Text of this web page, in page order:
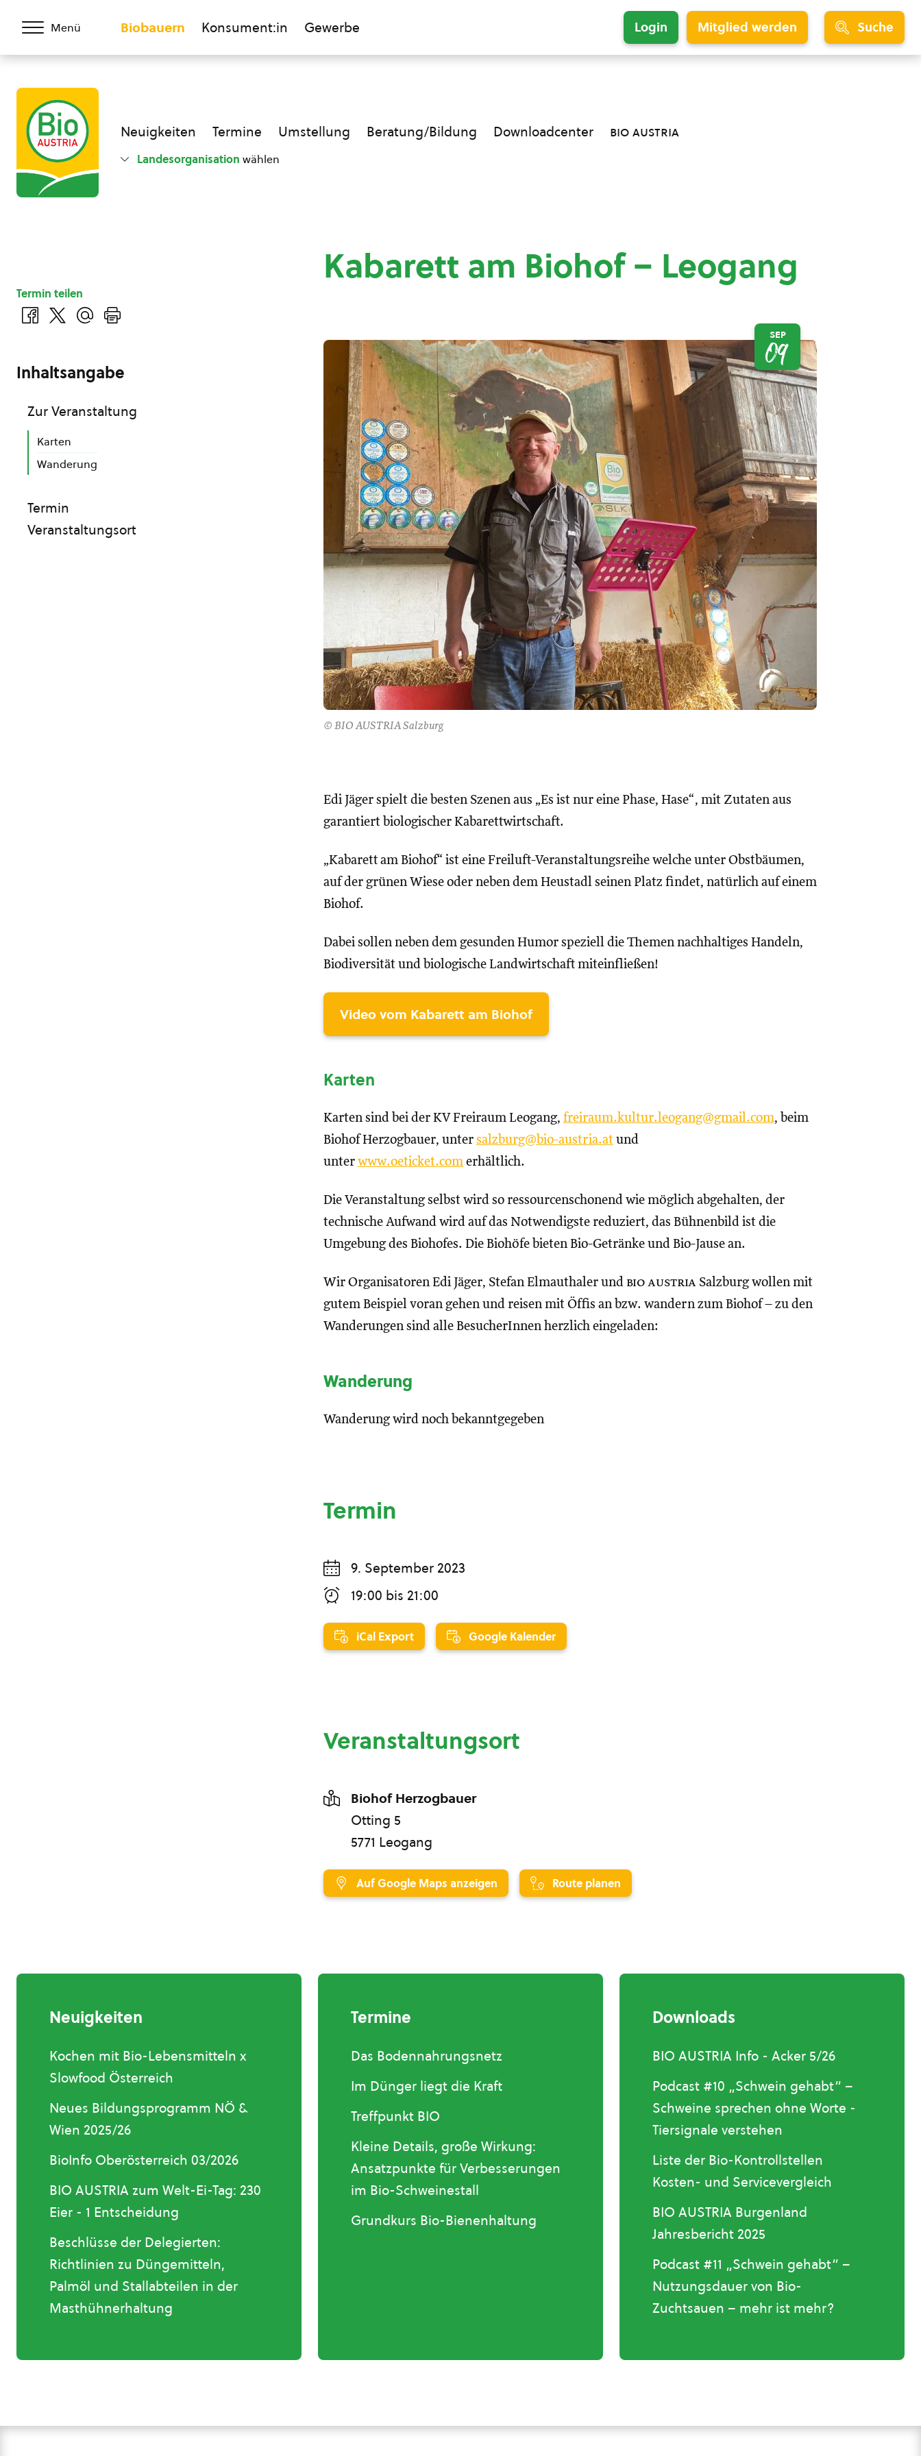
Menü Biobauern Konsument:in Gewerbe Login Mitglied werden Suche
Neuigkeiten Termine Umstellung Beratung/Bildung Downloadcenter bio austria
Landesorganisation wählen
Kabarett am Biohof – Leogang
© BIO AUSTRIA Salzburg
SEP
09
Edi Jäger spielt die besten Szenen aus „Es ist nur eine Phase, Hase“, mit Zutaten aus
garantiert biologischer Kabarettwirtschaft.
„Kabarett am Biohof“ ist eine Freiluft-Veranstaltungsreihe welche unter Obstbäumen,
auf der grünen Wiese oder neben dem Heustadl seinen Platz findet, natürlich auf einem
Biohof.
Dabei sollen neben dem gesunden Humor speziell die Themen nachhaltiges Handeln,
Biodiversität und biologische Landwirtschaft miteinfließen!
Video vom Kabarett am Biohof
Karten
Karten sind bei der KV Freiraum Leogang, freiraum.kultur.leogang@gmail.com, beim
Biohof Herzogbauer, unter salzburg@bio-austria.at und
unter www.oeticket.com erhältlich.
Die Veranstaltung selbst wird so ressourcenschonend wie möglich abgehalten, der
technische Aufwand wird auf das Notwendigste reduziert, das Bühnenbild ist die
Umgebung des Biohofes. Die Biohöfe bieten Bio-Getränke und Bio-Jause an.
Wir Organisatoren Edi Jäger, Stefan Elmauthaler und bio austria Salzburg wollen mit
gutem Beispiel voran gehen und reisen mit Öffis an bzw. wandern zum Biohof – zu den
Wanderungen sind alle BesucherInnen herzlich eingeladen:
Wanderung
Wanderung wird noch bekanntgegeben
Termin
9. September 2023
19:00 bis 21:00
iCal Export Google Kalender
Veranstaltungsort
Biohof Herzogbauer
Otting 5
5771 Leogang
Auf Google Maps anzeigen Route planen
Termin teilen
Inhaltsangabe
Zur Veranstaltung
Karten
Wanderung
Termin
Veranstaltungsort
Neuigkeiten
Kochen mit Bio-Lebensmitteln x
Slowfood Österreich
Neues Bildungsprogramm NÖ &
Wien 2025/26
BioInfo Oberösterreich 03/2026
BIO AUSTRIA zum Welt-Ei-Tag: 230
Eier - 1 Entscheidung
Beschlüsse der Delegierten:
Richtlinien zu Düngemitteln,
Palmöl und Stallabteilen in der
Masthühnerhaltung
Termine
Das Bodennahrungsnetz
Im Dünger liegt die Kraft
Treffpunkt BIO
Kleine Details, große Wirkung:
Ansatzpunkte für Verbesserungen
im Bio-Schweinestall
Grundkurs Bio-Bienenhaltung
Downloads
BIO AUSTRIA Info - Acker 5/26
Podcast #10 „Schwein gehabt“ –
Schweine sprechen ohne Worte -
Tiersignale verstehen
Liste der Bio-Kontrollstellen
Kosten- und Servicevergleich
BIO AUSTRIA Burgenland
Jahresbericht 2025
Podcast #11 „Schwein gehabt“ –
Nutzungsdauer von Bio-
Zuchtsauen – mehr ist mehr?